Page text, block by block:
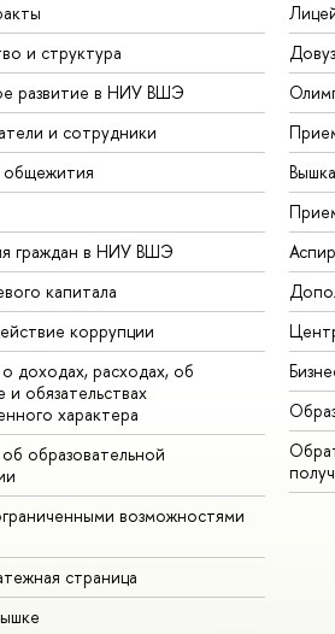
и структура
развитие в НИУ ВШЭ
и сотрудники
общежития
граждан в НИУ ВШЭ
капитала
коррупции
доходах, расходах, об
и обязательствах
характера
образовательной
возможностями
страница